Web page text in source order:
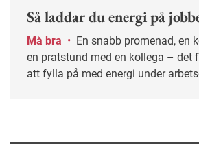
Så laddar du energi på
Må bra •
en pratstund med en kollega – det
att fylla på med energi under